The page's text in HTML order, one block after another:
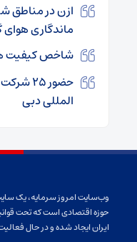
ازن در مناطق
ماندگاری هوای
شاخص کیفیت هوای
حضور
المللی دبی
وب‌سایت امروز سرمایه، یک
حوزه اقتصادی است که تحت
ایران ایجاد شده و در حال